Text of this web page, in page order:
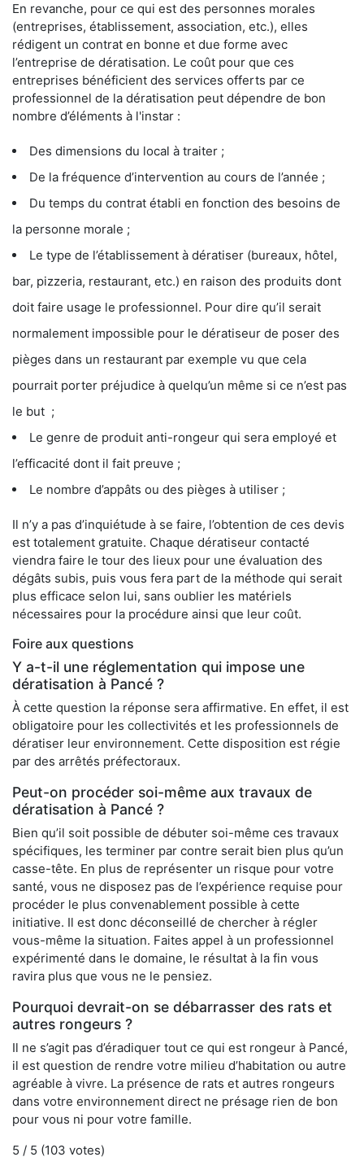
En revanche, pour ce qui est des personnes morales
(entreprises, établissement, association, etc.), elles
rédigent un contrat en bonne et due forme avec
l’entreprise de dératisation. Le coût pour que ces
entreprises bénéficient des services offerts par ce
professionnel de la dératisation peut dépendre de bon
nombre d’éléments à l'instar :
Des dimensions du local à traiter ;
De la fréquence d’intervention au cours de l’année ;
Du temps du contrat établi en fonction des besoins de
la personne morale ;
Le type de l’établissement à dératiser (bureaux, hôtel,
bar, pizzeria, restaurant, etc.) en raison des produits dont
doit faire usage le professionnel. Pour dire qu’il serait
normalement impossible pour le dératiseur de poser des
pièges dans un restaurant par exemple vu que cela
pourrait porter préjudice à quelqu’un même si ce n’est pas
le but ;
Le genre de produit anti-rongeur qui sera employé et
l’efficacité dont il fait preuve ;
Le nombre d’appâts ou des pièges à utiliser ;
Il n’y a pas d’inquiétude à se faire, l’obtention de ces devis
est totalement gratuite. Chaque dératiseur contacté
viendra faire le tour des lieux pour une évaluation des
dégâts subis, puis vous fera part de la méthode qui serait
plus efficace selon lui, sans oublier les matériels
nécessaires pour la procédure ainsi que leur coût.
Foire aux questions
Y a-t-il une réglementation qui impose une
dératisation à Pancé ?
À cette question la réponse sera affirmative. En effet, il est
obligatoire pour les collectivités et les professionnels de
dératiser leur environnement. Cette disposition est régie
par des arrêtés préfectoraux.
Peut-on procéder soi-même aux travaux de
dératisation à Pancé ?
Bien qu’il soit possible de débuter soi-même ces travaux
spécifiques, les terminer par contre serait bien plus qu’un
casse-tête. En plus de représenter un risque pour votre
santé, vous ne disposez pas de l’expérience requise pour
procéder le plus convenablement possible à cette
initiative. Il est donc déconseillé de chercher à régler
vous-même la situation. Faites appel à un professionnel
expérimenté dans le domaine, le résultat à la fin vous
ravira plus que vous ne le pensiez.
Pourquoi devrait-on se débarrasser des rats et
autres rongeurs ?
Il ne s’agit pas d’éradiquer tout ce qui est rongeur à Pancé,
il est question de rendre votre milieu d’habitation ou autre
agréable à vivre. La présence de rats et autres rongeurs
dans votre environnement direct ne présage rien de bon
pour vous ni pour votre famille.
5 / 5 (103 votes)